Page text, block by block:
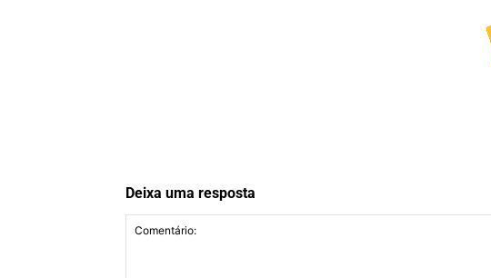
Deixa uma resposta